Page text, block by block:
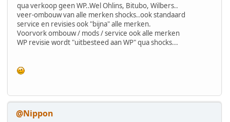
qua verkoop geen WP..Wel Ohlins, Bitubo, Wilbers..
veer-ombouw van alle merken shocks..ook standaard
service en revisies ook "bijna" alle merken.
Voorvork ombouw / mods / service ook alle merken
WP revisie wordt "uitbesteed aan WP" qua shocks...
@Nippon